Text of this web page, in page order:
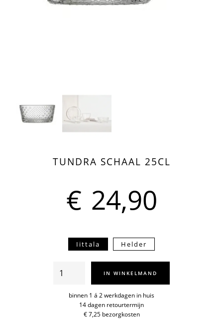
TUNDRA SCHAAL 25CL
€ 24,90
Iittala Helder
Tundra
25cl
IN WINKELMAND
binnen 1 á 2 werkdagen in huis
14 dagen retourtermijn
€ 7,25 bezorgkosten